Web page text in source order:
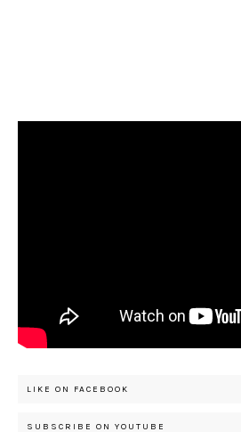
LIKE ON FACEBOOK
SUBSCRIBE ON YOUTUBE